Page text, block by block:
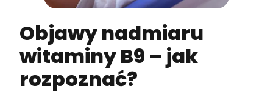
Objawy nadmiaru
witaminy B9 – jak
rozpoznać?